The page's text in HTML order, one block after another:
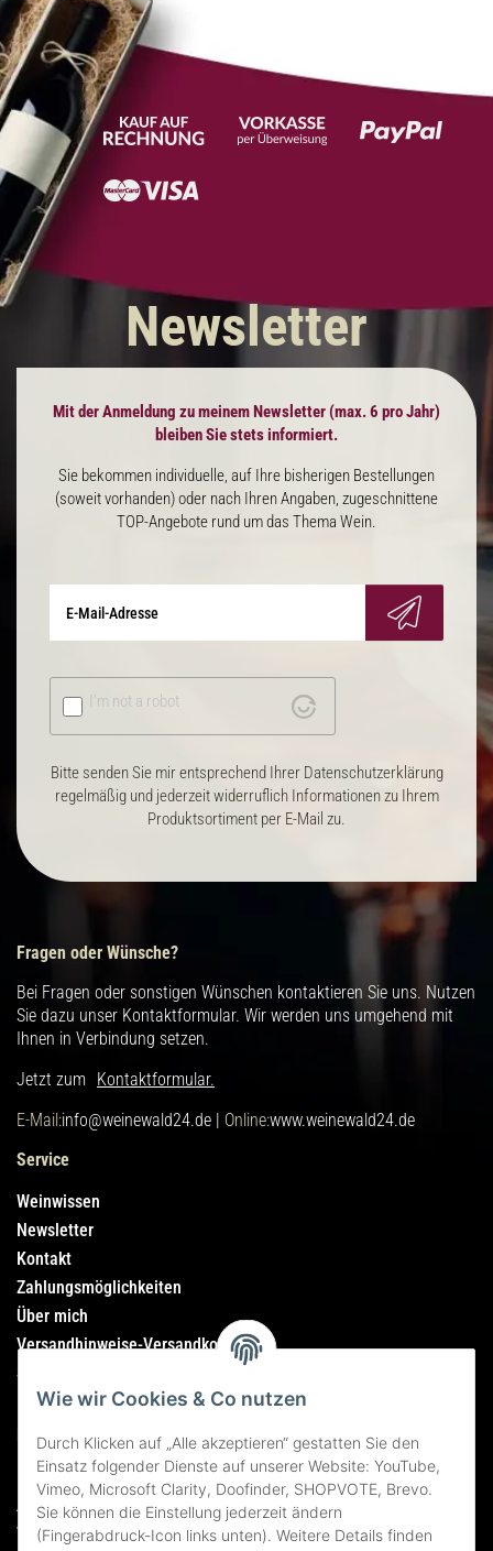
Wie wir Cookies & Co nutzen
Durch Klicken auf „Alle akzeptieren“ gestatten Sie den
Einsatz folgender Dienste auf unserer Website: YouTube,
Vimeo, Microsoft Clarity, Doofinder, SHOPVOTE, Brevo.
Sie können die Einstellung jederzeit ändern
(Fingerabdruck-Icon links unten). Weitere Details finden
Rechtliches
Impressum
AGB
Widerrufsrecht
Service
Weinwissen
Newsletter
Kontakt
Zahlungsmöglichkeiten
Über mich
Versandhinweise-Versandkosten
Sitemap
Fragen oder Wünsche?
Bei Fragen oder sonstigen Wünschen kontaktieren Sie uns. Nutzen
Sie dazu unser Kontaktformular. Wir werden uns umgehend mit
Ihnen in Verbindung setzen.
Jetzt zum
Kontaktformular.
E-Mail:info@weinewald24.de | Online:www.weinewald24.de
Newsletter
Mit der Anmeldung zu meinem Newsletter (max. 6 pro Jahr)
bleiben Sie stets informiert.
Sie bekommen individuelle, auf Ihre bisherigen Bestellungen
(soweit vorhanden) oder nach Ihren Angaben, zugeschnittene
TOP-Angebote rund um das Thema Wein.
I'm not a robot
Bitte senden Sie mir entsprechend Ihrer Datenschutzerklärung
regelmäßig und jederzeit widerruflich Informationen zu Ihrem
Produktsortiment per E-Mail zu.